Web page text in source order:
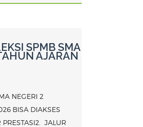
SPMB SMA
AJARAN
NEGERI 2
BISA DIAKSES
JALUR